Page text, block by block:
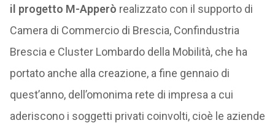
il progetto M-Apperò realizzato con il supporto di
Camera di Commercio di Brescia, Confindustria
Brescia e Cluster Lombardo della Mobilità, che ha
portato anche alla creazione, a fine gennaio di
quest’anno, dell’omonima rete di impresa a cui
aderiscono i soggetti privati coinvolti, cioè le aziende